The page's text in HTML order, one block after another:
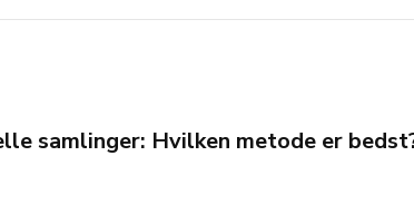
samlinger: Hvilken metode er